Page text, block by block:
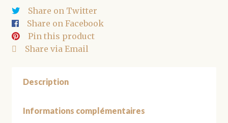
30
Share on Twitter
Share on Facebook
Pin this product
Share via Email
Description
Informations complémentaires